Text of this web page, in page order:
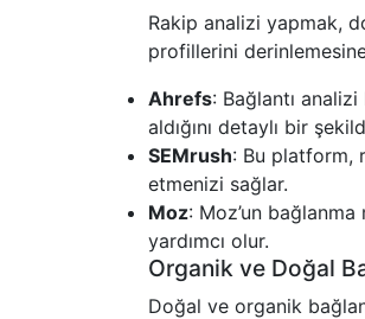
Rakip analizi yapmak,
profillerini
Ahrefs: Bağlantı
aldığını detaylı bir
SEMrush: Bu platform,
etmenizi sağlar.
Moz: Moz’un
yardımcı olur.
Organik ve Doğal
Doğal ve organik